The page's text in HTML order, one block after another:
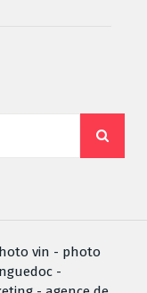
vin - photo
-